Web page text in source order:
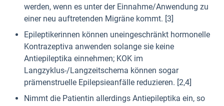
werden, wenn es unter der Einnahme/Anwendung zu
einer neu auftretenden Migräne kommt. [3]
Epileptikerinnen können uneingeschränkt hormonelle
Kontrazeptiva anwenden solange sie keine
Antiepileptika einnehmen; KOK im
Langzyklus-/Langzeitschema können sogar
prämenstruelle Epilepsieanfälle reduzieren. [2,4]
Nimmt die Patientin allerdings Antiepileptika ein, so